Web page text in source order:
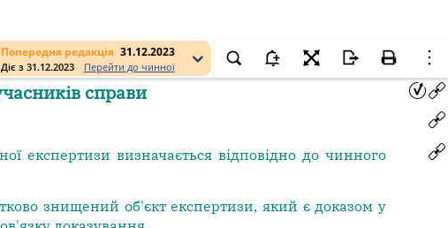
Попередня редакція 31.12.2023
Діє з 31.12.2023 Перейти до чинної